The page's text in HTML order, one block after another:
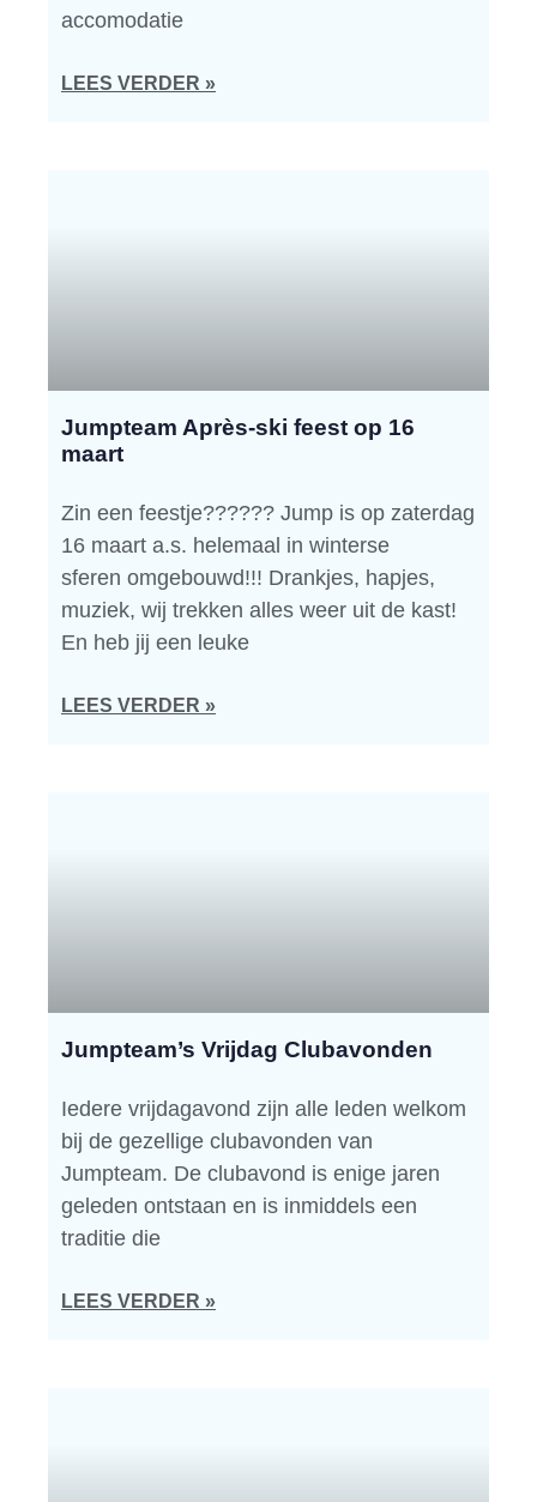
accomodatie
LEES VERDER »
Jumpteam Après-ski feest op 16
maart
Zin een feestje?????? Jump is op zaterdag
16 maart a.s. helemaal in winterse
sferen omgebouwd!!! Drankjes, hapjes,
muziek, wij trekken alles weer uit de kast!
En heb jij een leuke
LEES VERDER »
Jumpteam’s Vrijdag Clubavonden
Iedere vrijdagavond zijn alle leden welkom
bij de gezellige clubavonden van
Jumpteam. De clubavond is enige jaren
geleden ontstaan en is inmiddels een
traditie die
LEES VERDER »